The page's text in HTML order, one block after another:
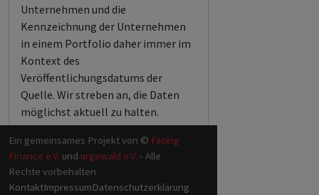
Unternehmen und die
Kennzeichnung der Unternehmen
in einem Portfolio daher immer im
Kontext des
Veröffentlichungsdatums der
Quelle. Wir streben an, die Daten
möglichst aktuell zu halten.
Ein gemeinsames Projekt von © Facing
Finance e.V. und urgewald e.V. - Alle
Rechte vorbehalten
KontaktImpressumDatenschutzerklärung